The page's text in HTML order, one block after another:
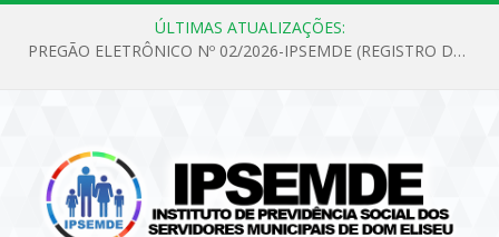
ÚLTIMAS ATUALIZAÇÕES:
PREGÃO ELETRÔNICO Nº 02/2026-IPSEMDE (REGISTRO DE PREÇOS PARA FUTURA E EVENTUAL AQUISIÇÃO DE MATERIAL DE LIMPEZA E GÊNEROS ALIMENTÍCIOS PARA ATENDER AS NECESSIDADES DO INSTITUTO DE PREVIDÊNCIA SOCIAL DOS SERVIDORES MUNICIPAIS DE DOM ELISEU.)